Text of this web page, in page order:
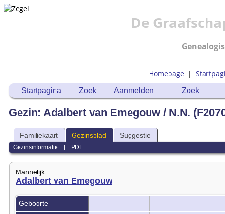
De
Homepage |
Startpagina Zoek Aanmelden Zoek
Gezin: Adalbert van Emegouw / N.N.
Familiekaart Gezinsblad Suggestie
Gezinsinformatie PDF
Mannelijk
Adalbert van Emegouw
Geboorte